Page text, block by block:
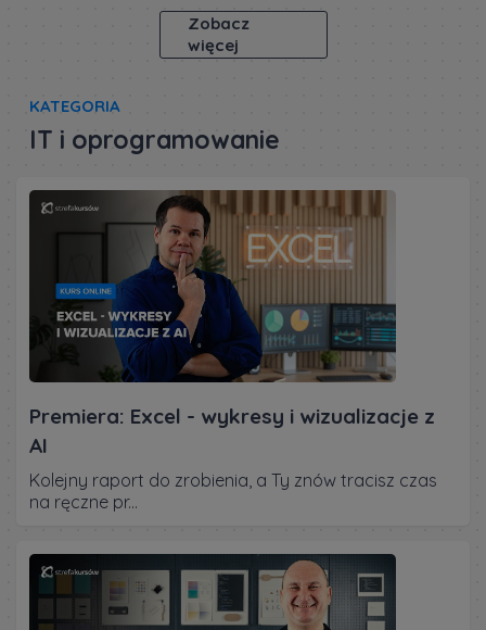
Zobacz
więcej
KATEGORIA
IT i oprogramowanie
Premiera: Excel - wykresy i wizualizacje z
AI
Kolejny raport do zrobienia, a Ty znów tracisz czas
na ręczne pr...